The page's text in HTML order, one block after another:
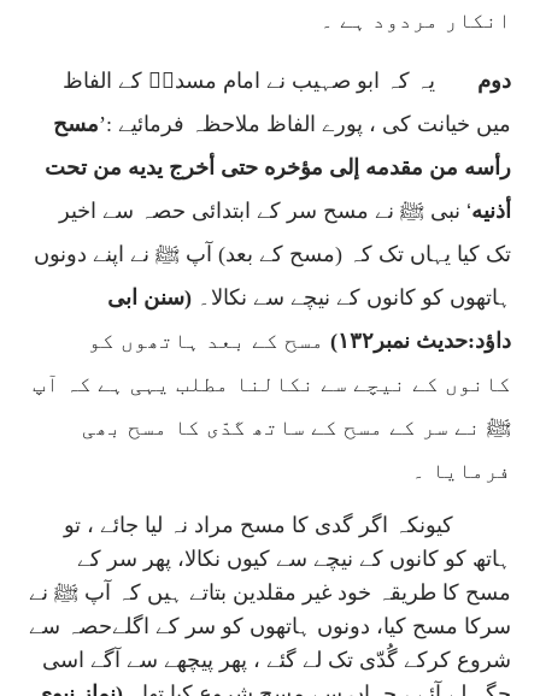
انکار مردود ہے ۔
دوم
یہ کہ ابو صہیب نے امام مسددؒ کے الفاظ
میں خیانت کی ، پورے الفاظ ملاحظہ فرمائیے :’مسح
رأسه من مقدمه إلى مؤخره حتى أخرج يديه من تحت
أذنيه‘ نبی ﷺ نے مسح سر کے ابتدائی حصہ سے اخیر
تک کیا یہاں تک کہ (مسح کے بعد) آپ ﷺ نے اپنے دونوں
ہاتھوں کو کانوں کے نیچے سے نکالا۔ (سنن ابی
داؤد:حدیث نمبر۱۳۲)
مسح کے بعد ہاتھوں کو
کانوں کے نیچے سے نکالنا مطلب یہی ہے کہ آپ
ﷺ نے سر کے مسح کے ساتھ گدّی کا مسح بھی
فرمایا ۔
کیونکہ اگر گدی کا مسح مراد نہ لیا جائے ، تو
ہاتھ کو کانوں کے نیچے سے کیوں نکالا، پھر سر کے
مسح کا طریقہ خود غیر مقلدین بتاتے ہیں کہ آپ ﷺ نے
سرکا مسح کیا، دونوں ہاتھوں کو سر کے اگلےحصہ سے
شروع کرکے گُدّی تک لے گئے ، پھر پیچھے سے آگے اسی